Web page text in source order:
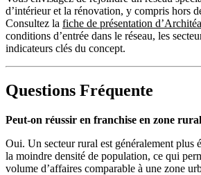
d’intérieur et la rénovation, y compris hors
Consultez la fiche de présentation d’Architéa
conditions d’entrée dans le réseau, les
indicateurs clés du concept.
Questions Fréquente
Peut-on réussir en franchise en zone
Oui. Un secteur rural est généralement plus
la moindre densité de population, ce qui
volume d’affaires comparable à une zone